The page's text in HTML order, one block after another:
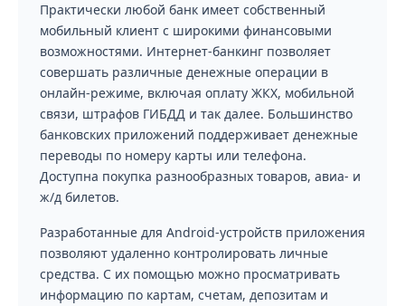
Практически любой банк имеет собственный
мобильный клиент с широкими финансовыми
возможностями. Интернет-банкинг позволяет
совершать различные денежные операции в
онлайн-режиме, включая оплату ЖКХ, мобильной
связи, штрафов ГИБДД и так далее. Большинство
банковских приложений поддерживает денежные
переводы по номеру карты или телефона.
Доступна покупка разнообразных товаров, авиа- и
ж/д билетов.
Разработанные для Android-устройств приложения
позволяют удаленно контролировать личные
средства. С их помощью можно просматривать
информацию по картам, счетам, депозитам и